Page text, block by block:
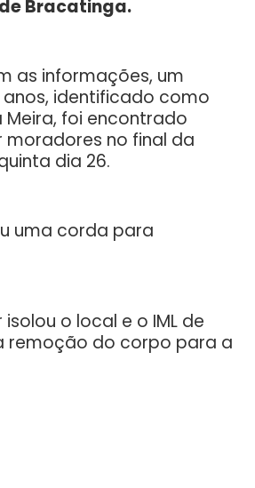
Bracatinga.
as informações, um
identificado como
Meira, foi encontrado
no final da
dia 26.
uma corda para
isolou o local e o IML de
remoção do corpo para a